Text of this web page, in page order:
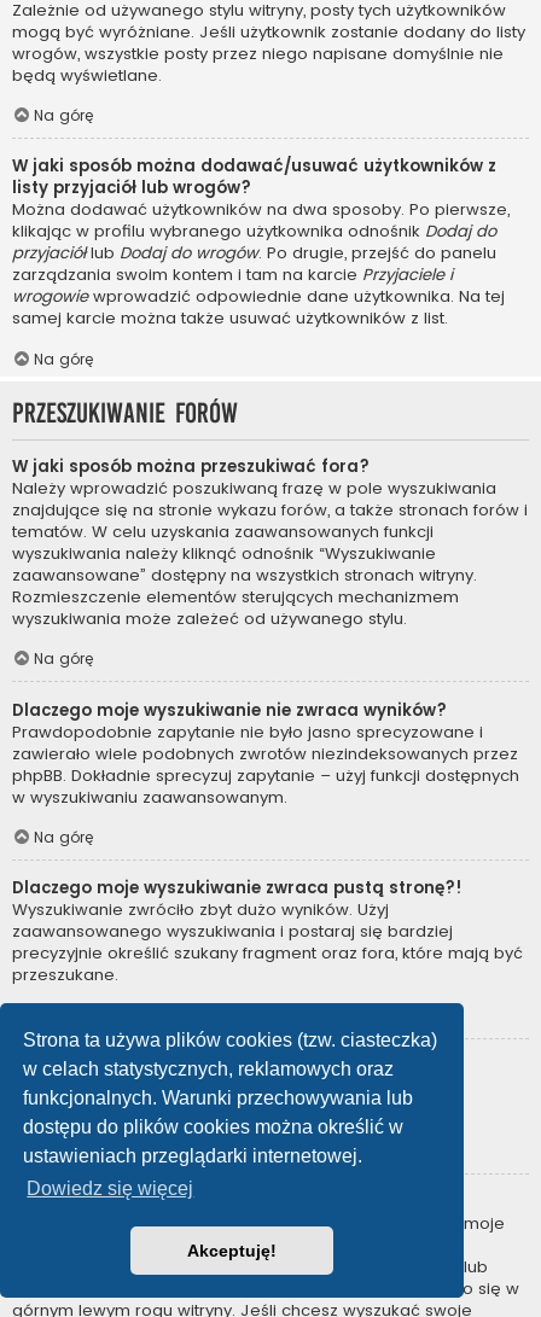
Strona ta używa plików cookies (tzw. ciasteczka)
w celach statystycznych, reklamowych oraz
funkcjonalnych. Warunki przechowywania lub
dostępu do plików cookies można określić w
ustawieniach przeglądarki internetowej.
Dowiedz się więcej
Akceptuję!
Zależnie od używanego stylu witryny, posty tych użytkowników
mogą być wyróżniane. Jeśli użytkownik zostanie dodany do listy
wrogów, wszystkie posty przez niego napisane domyślnie nie
będą wyświetlane.
Na górę
W jaki sposób można dodawać/usuwać użytkowników z
listy przyjaciół lub wrogów?
Można dodawać użytkowników na dwa sposoby. Po pierwsze,
klikając w profilu wybranego użytkownika odnośnik Dodaj do
przyjaciółlub Dodaj do wrogów. Po drugie, przejść do panelu
zarządzania swoim kontem i tam na karcie Przyjaciele i
wrogowiewprowadzić odpowiednie dane użytkownika. Na tej
samej karcie można także usuwać użytkowników z list.
Na górę
Przeszukiwanie forów
W jaki sposób można przeszukiwać fora?
Należy wprowadzić poszukiwaną frazę w pole wyszukiwania
znajdujące się na stronie wykazu forów, a także stronach forów i
tematów. W celu uzyskania zaawansowanych funkcji
wyszukiwania należy kliknąć odnośnik “Wyszukiwanie
zaawansowane” dostępny na wszystkich stronach witryny.
Rozmieszczenie elementów sterujących mechanizmem
wyszukiwania może zależeć od używanego stylu.
Na górę
Dlaczego moje wyszukiwanie nie zwraca wyników?
Prawdopodobnie zapytanie nie było jasno sprecyzowane i
zawierało wiele podobnych zwrotów niezindeksowanych przez
phpBB. Dokładnie sprecyzuj zapytanie – użyj funkcji dostępnych
w wyszukiwaniu zaawansowanym.
Na górę
Dlaczego moje wyszukiwanie zwraca pustą stronę?!
Wyszukiwanie zwróciło zbyt dużo wyników. Użyj
zaawansowanego wyszukiwania i postaraj się bardziej
precyzyjnie określić szukany fragment oraz fora, które mają być
przeszukane.
Jak można wyszukać użytkowników?
Przejdź na stronę “Użytkownicy” i kliknij odnośnik “Znajdź
użytkownika”.
Na górę
W jaki sposób można znaleźć swoje posty i tematy?
Swoje posty można znaleźć, klikając odnośnik “Wyświetl moje
posty” znajdujący się w panelu zarządzania kontem lub
odnośnik “Posty użytkownika” na stronie swojego profilu lub
wybierając „Twoje posty” z menu „Więcej…” znajdującego się w
górnym lewym rogu witryny. Jeśli chcesz wyszukać swoje